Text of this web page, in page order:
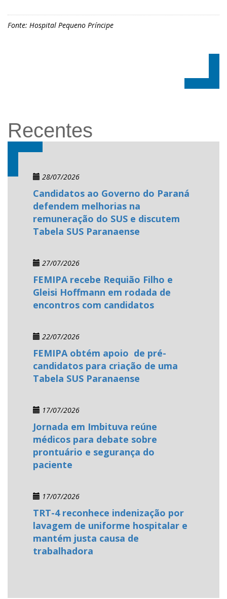
Fonte: Hospital Pequeno Príncipe
Recentes
28/07/2026
Candidatos ao Governo do Paraná
defendem melhorias na
remuneração do SUS e discutem
Tabela SUS Paranaense
27/07/2026
FEMIPA recebe Requião Filho e
Gleisi Hoffmann em rodada de
encontros com candidatos
22/07/2026
FEMIPA obtém apoio de pré-
candidatos para criação de uma
Tabela SUS Paranaense
17/07/2026
Jornada em Imbituva reúne
médicos para debate sobre
prontuário e segurança do
paciente
17/07/2026
TRT-4 reconhece indenização por
lavagem de uniforme hospitalar e
mantém justa causa de
trabalhadora